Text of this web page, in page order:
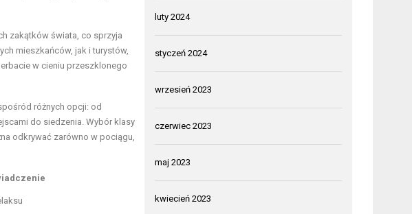
zakątków świata, co sprzyja
mieszkańców, jak i turystów,
w cieniu przeszklonego
różnych opcji: od
do siedzenia. Wybór klasy
odkrywać zarówno w pociągu,
luty 2024
styczeń 2024
wrzesień 2023
czerwiec 2023
maj 2023
kwiecień 2023